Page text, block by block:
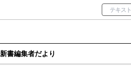
新書編集者だより